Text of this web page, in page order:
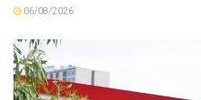
06/08/2026